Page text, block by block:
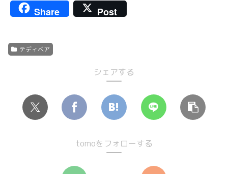
Share Post
テディベア
シェアする
tomoをフォローする